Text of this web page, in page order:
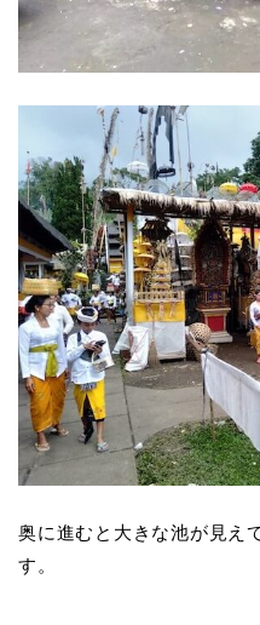
奥に進むと大きな池が見え
す。